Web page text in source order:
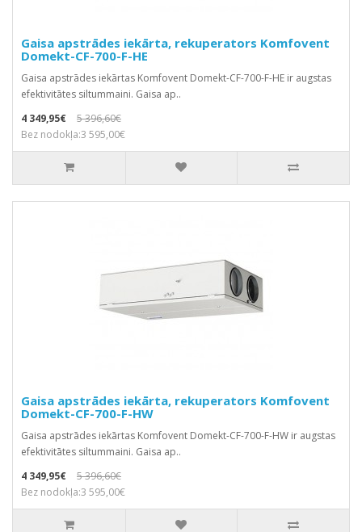
Gaisa apstrādes iekārta, rekuperators Komfovent
Domekt-CF-700-F-HE
Gaisa apstrādes iekārtas Komfovent Domekt-CF-700-F-HE ir augstas
efektivitātes siltummaini. Gaisa ap..
4 349,95€
5 396,60€
Bez nodokļa:3 595,00€
Gaisa apstrādes iekārta, rekuperators Komfovent
Domekt-CF-700-F-HW
Gaisa apstrādes iekārtas Komfovent Domekt-CF-700-F-HW ir augstas
efektivitātes siltummaini. Gaisa ap..
4 349,95€
5 396,60€
Bez nodokļa:3 595,00€